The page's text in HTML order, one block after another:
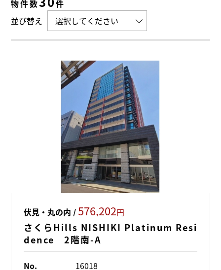
物件数
件
並び替え
伏見・丸の内 /576,202円
さくらHills NISHIKI Platinum Resi
dence 2階南-A
No. 16018